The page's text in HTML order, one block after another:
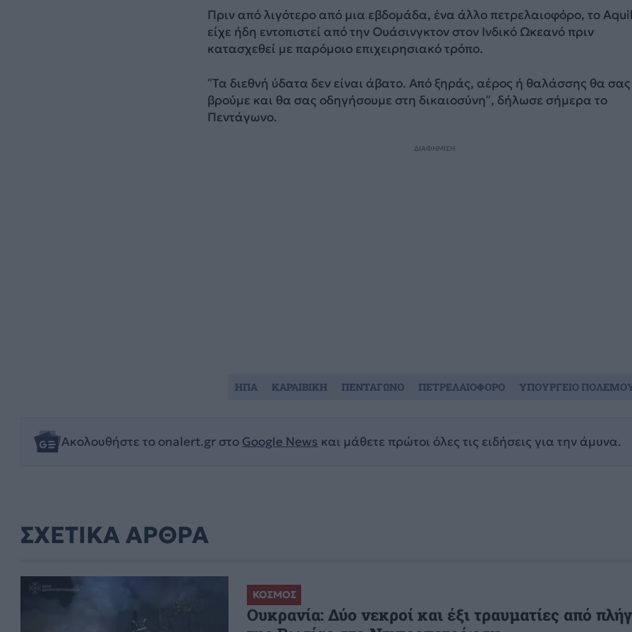
Πριν από λιγότερο από μια εβδομάδα, ένα άλλο πετρελαιοφόρο, το
είχε ήδη εντοπιστεί από την Ουάσινγκτον στον Ινδικό Ωκεανό πριν
κατασχεθεί με παρόμοιο επιχειρησιακό τρόπο.
“Τα διεθνή ύδατα δεν είναι άβατο. Από ξηράς, αέρος ή θαλάσσης θα σας
βρούμε και θα σας οδηγήσουμε στη δικαιοσύνη”, δήλωσε σήμερα το
Πεντάγωνο.
ΔΙΑΦΗΜΙΣΗ
Ακολουθήστε το onalert.gr στο Google News και μάθετε πρώτοι όλες τις ειδήσεις για την άμυνα.
ΗΠΑ ΚΑΡΑΙΒΙΚΗ ΠΕΝΤΑΓΩΝΟ ΠΕΤΡΕΛΑΙΟΦΟΡΟ ΥΠΟΥΡΓΕΙΟ
ΣΧΕΤΙΚΑ ΑΡΘΡΑ
ΚΟΣΜΟΣ
Ουκρανία: Δύο νεκροί και έξι τραυματίες από